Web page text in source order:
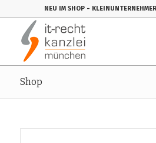
NEU IM SHOP -
Shop